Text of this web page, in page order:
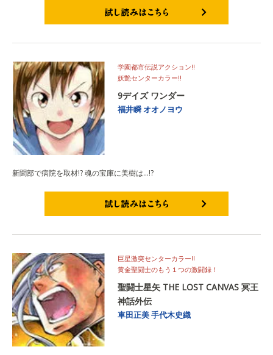
学園都市伝説アクション!!
妖艶センターカラー!!
9デイズ ワンダー
福井瞬オオノヨウ
新聞部で病院を取材!? 魂の宝庫に美樹は…!?
巨星激突センターカラー!!
黄金聖闘士のもう１つの激闘録！
聖闘士星矢 THE LOST CANVAS 冥王
神話外伝
車田正美手代木史織